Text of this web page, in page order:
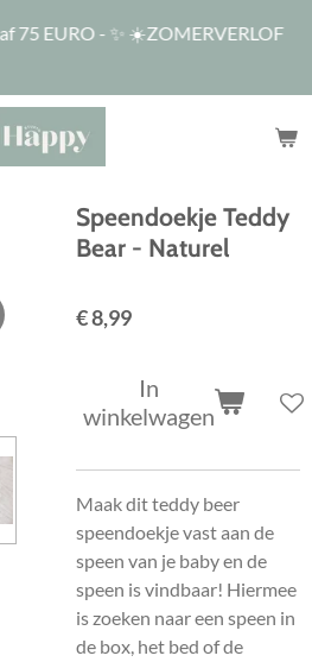
75 EURO - ✨ ☀️ZOMERVERLOF
Speendoekje Teddy
Bear - Naturel
€ 8,99
In
winkelwagen
Maak dit teddy beer
speendoekje vast aan de
speen van je baby en de
speen is vindbaar! Hiermee
is zoeken naar een speen in
de box, het bed of de